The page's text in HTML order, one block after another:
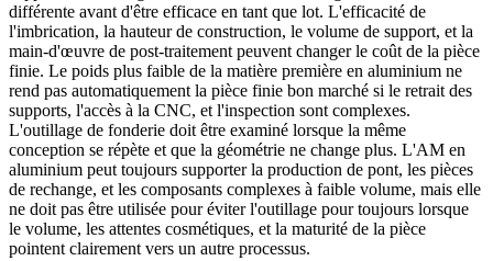
différente avant d'être efficace en tant que lot. L'efficacité de
l'imbrication, la hauteur de construction, le volume de support, et la
main-d'œuvre de post-traitement peuvent changer le coût de la pièce
finie. Le poids plus faible de la matière première en aluminium ne
rend pas automatiquement la pièce finie bon marché si le retrait des
supports, l'accès à la CNC, et l'inspection sont complexes.
L'outillage de fonderie doit être examiné lorsque la même
conception se répète et que la géométrie ne change plus. L'AM en
aluminium peut toujours supporter la production de pont, les pièces
de rechange, et les composants complexes à faible volume, mais elle
ne doit pas être utilisée pour éviter l'outillage pour toujours lorsque
le volume, les attentes cosmétiques, et la maturité de la pièce
pointent clairement vers un autre processus.